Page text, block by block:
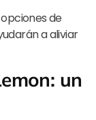
opciones de
a aliviar
un